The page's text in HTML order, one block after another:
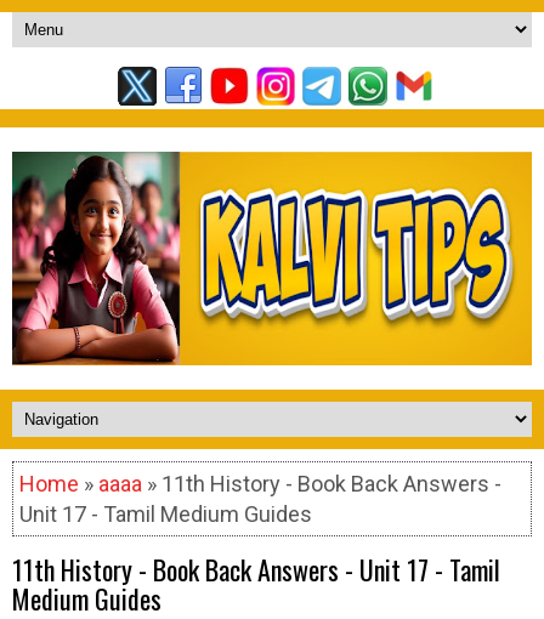
Home » aaaa » 11th History - Book Back Answers -
Unit 17 - Tamil Medium Guides
11th History - Book Back Answers - Unit 17 - Tamil
Medium Guides